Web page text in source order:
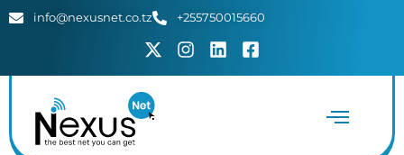
info@nexusnet.co.tz +255750015660